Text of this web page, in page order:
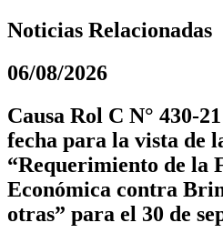
Noticias Relacionadas
06/08/2026
Causa Rol C N° 430-
fecha para la vista de
“Requerimiento de la
Económica contra
otras” para el 30 de